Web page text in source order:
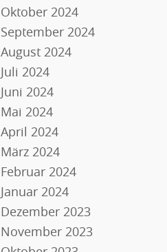
Oktober 2024
September 2024
August 2024
Juli 2024
Juni 2024
Mai 2024
April 2024
März 2024
Februar 2024
Januar 2024
Dezember 2023
November 2023